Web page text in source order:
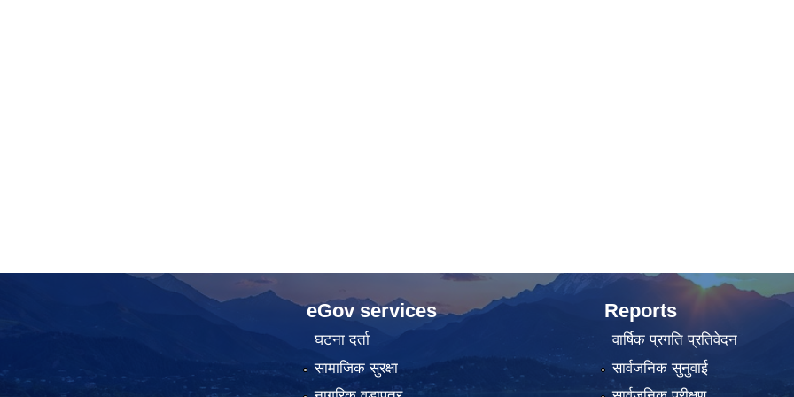
eGov services
घटना दर्ता
सामाजिक सुरक्षा
Reports
वार्षिक प्रगति प्रतिवेदन
सार्वजनिक सुनुवाई